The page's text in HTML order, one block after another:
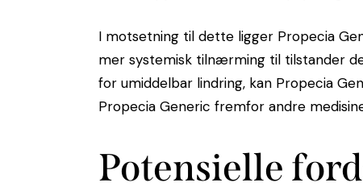
I motsetning til dette ligger Propecia
mer systemisk tilnærming til tilstander
for umiddelbar lindring, kan Propecia
Propecia Generic fremfor andre
Potensielle